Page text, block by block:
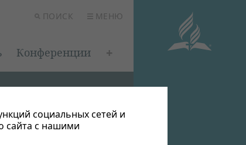
ПОИСК МЕНЮ
Конференции
социальных сетей и
сайта с нашими